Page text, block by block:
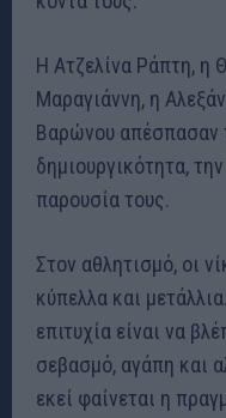
Η Ατζελίνα Ράπτη, η
Μαραγιάννη, η
Βαρώνου απέσπασαν
δημιουργικότητα,
παρουσία τους.
Στον αθλητισμό, οι
κύπελλα και
επιτυχία είναι να
σεβασμό, αγάπη και
εκεί φαίνεται η